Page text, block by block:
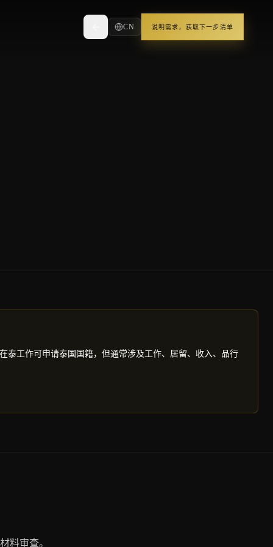
CN 说明需求，获取下一步清单
泰工作可申请泰国国籍，但通常涉及工作、居留、收入、品行
料审查。